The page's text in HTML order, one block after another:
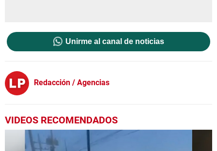
Unirme al canal de noticias
Redacción / Agencias
VIDEOS RECOMENDADOS